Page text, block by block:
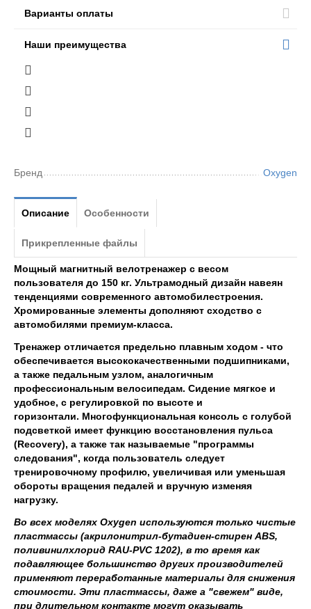
Варианты оплаты
Наши преимущества
Бренд Oxygen
Описание Особенности
Прикрепленные файлы
Мощный магнитный велотренажер с весом
пользователя до 150 кг. Ультрамодный дизайн навеян
тенденциями современного автомобилестроения.
Хромированные элементы дополняют сходство с
автомобилями премиум-класса.
Тренажер отличается предельно плавным ходом - что
обеспечивается высококачественными подшипниками,
а также педальным узлом, аналогичным
профессиональным велосипедам. Сидение мягкое и
удобное, с регулировкой по высоте и
горизонтали. Многофункциональная консоль с голубой
подсветкой имеет функцию восстановления пульса
(Recovery), а также так называемые "программы
следования", когда пользователь следует
тренировочному профилю, увеличивая или уменьшая
обороты вращения педалей и вручную изменяя
нагрузку.
Во всех моделях Oxygen используются только чистые
пластмассы (акрилонитрил-бутадиен-стирен ABS,
поливинилхлорид RAU-PVC 1202), в то время как
подавляющее большинство других производителей
применяют переработанные материалы для снижения
стоимости. Эти пластмассы, даже а "свежем" виде,
при длительном контакте могут оказывать